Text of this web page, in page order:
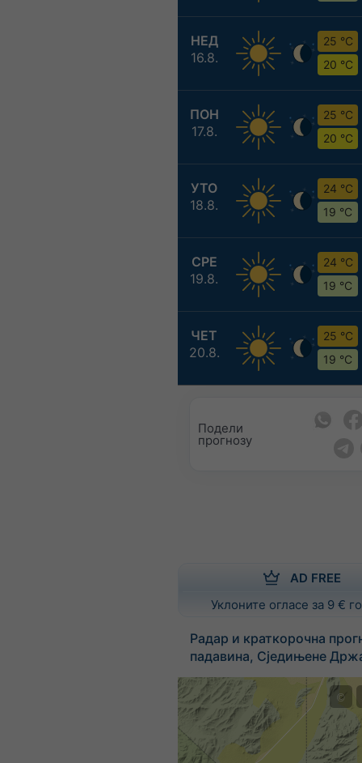
НЕД
16.8.
25 °C
20 °C
ПОН
17.8.
25 °C
20 °C
УТО
18.8.
24 °C
19 °C
СРЕ
19.8.
24 °C
19 °C
ЧЕТ
20.8.
25 °C
19 °C
Подели
прогнозу
AD FREE
Уклоните огласе за 9 €
Радар и краткорочна
падавина, Сједињене
©